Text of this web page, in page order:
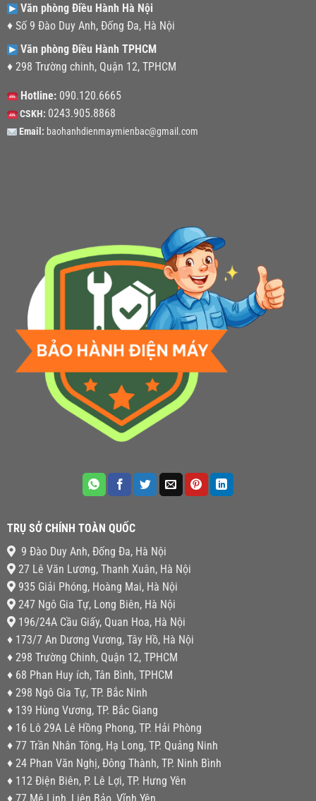
Văn phòng Điều Hành Hà Nội
♦ Số 9 Đào Duy Anh, Đống Đa, Hà Nội
Văn phòng Điều Hành TPHCM
♦ 298 Trường chinh, Quận 12, TPHCM
Hotline:090.120.6665
CSKH: 0243.905.8868
Email: baohanhdienmaymienbac@gmail.com
TRỤ SỞ CHÍNH TOÀN QUỐC
9 Đào Duy Anh, Đống Đa, Hà Nội
27 Lê Văn Lương, Thanh Xuân, Hà Nội
935 Giải Phóng, Hoàng Mai, Hà Nội
247 Ngô Gia Tự, Long Biên, Hà Nội
196/24A Cầu Giấy, Quan Hoa, Hà Nội
♦ 173/7 An Dương Vương, Tây Hồ, Hà Nội
♦ 298 Trường Chinh, Quận 12, TPHCM
♦ 68 Phan Huy ích, Tân Bình, TPHCM
♦ 298 Ngô Gia Tự, TP. Bắc Ninh
♦ 139 Hùng Vương, TP. Bắc Giang
♦ 16 Lô 29A Lê Hồng Phong, TP. Hải Phòng
♦ 77 Trần Nhân Tông, Hạ Long, TP. Quảng Ninh
♦ 24 Phan Văn Nghị, Đông Thành, TP. Ninh Bình
♦ 112 Điện Biên, P. Lê Lợi, TP. Hưng Yên
♦ 77 Mê Linh, Liên Bảo, Vĩnh Yên